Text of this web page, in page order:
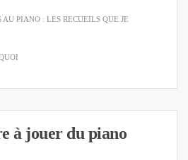
AU PIANO : LES RECUEILS QUE JE
à jouer du piano